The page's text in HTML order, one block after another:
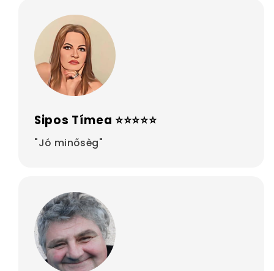
Sipos Tímea ⭐⭐⭐⭐⭐
"Jó minősèg"